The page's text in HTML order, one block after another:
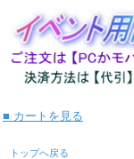
■ カートを見る
トップへ戻る